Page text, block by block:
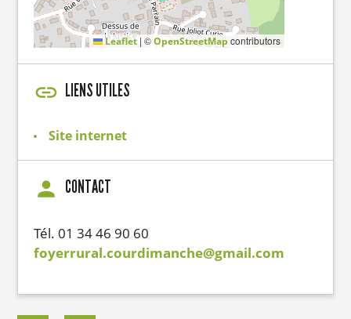
Leaflet | ©OpenStreetMap contributors
LIENS UTILES
Site internet
CONTACT
Tél. 01 34 46 90 60
foyerrural.courdimanche@gmail.com